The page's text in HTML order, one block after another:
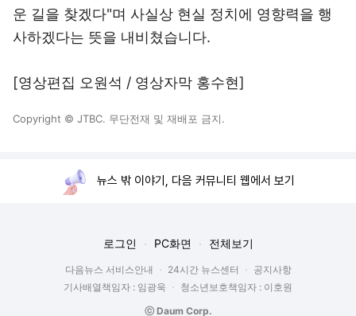
운 길을 찾겠다"며 사실상 현실 정치에 영향력을 행
사하겠다는 뜻을 내비쳤습니다.
[영상편집 오원석 / 영상자막 홍수현]
Copyright © JTBC. 무단전재 및 재배포 금지.
뉴스 밖 이야기, 다음 커뮤니티 웹에서 보기
로그인 PC화면 전체보기
다음뉴스 서비스안내 24시간 뉴스센터
공지사항
기사배열책임자 : 임광욱
청소년보호책임자 : 이호원
ⓒ Daum Corp.